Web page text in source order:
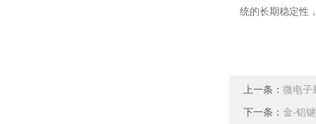
统的长期稳定性
上一条： 微电子
下一条： 金-铝